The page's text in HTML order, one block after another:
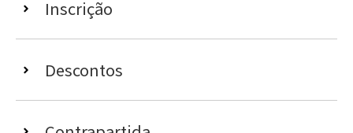
Inscrição
Descontos